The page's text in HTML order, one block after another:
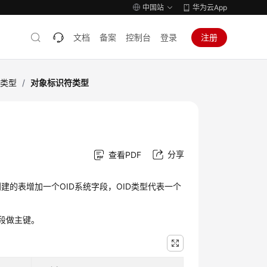
中国站 华为云App
文档 备案 控制台 登录 注册
型 / 对象标识符类型
查看PDF 分享
的表增加一个OID系统字段，OID类型代表一个
主键。